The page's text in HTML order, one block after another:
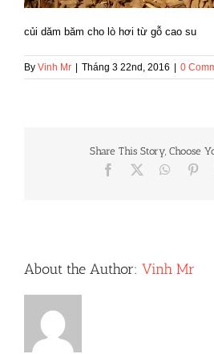
củi dăm băm cho lò hơi từ gỗ cao su
By Vinh Mr | Tháng 3 22nd, 2016 | 0
Share This Story, Choose
Facebook
About the Author: Vinh Mr